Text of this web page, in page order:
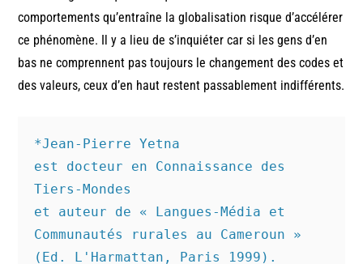
comportements qu’entraîne la globalisation risque d’accélérer
ce phénomène. Il y a lieu de s’inquiéter car si les gens d’en
bas ne comprennent pas toujours le changement des codes et
des valeurs, ceux d’en haut restent passablement indifférents.
*Jean-Pierre Yetna
est docteur en Connaissance des
Tiers-Mondes
et auteur de « Langues-Média et
Communautés rurales au Cameroun »